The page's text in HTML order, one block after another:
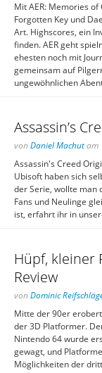
Mit AER: Memories
Forgotten Key und
Art. Highscores, ein
finden. AER geht
ehesten noch mit
gemeinsam auf
ungewöhnlichen
Assassin’s
von Daniel Machutam
Assassin's Creed
Ubisoft haben sich
der Serie, wollte man
Fans und Neulinge
ist, erfahrt ihr in
Hüpf, kleiner
Review
von Dominic
Mitte der 90er
der 3D Platformer.
Nintendo 64 wurde
gewagt, und
Möglichkeiten der